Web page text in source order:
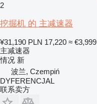
2
挖掘机 的 主减速器
¥31,190 PLN 17,220 ≈ €3,999
主减速器
情况 新
波兰, Czempiń
DYFERENCJAL
联系卖方